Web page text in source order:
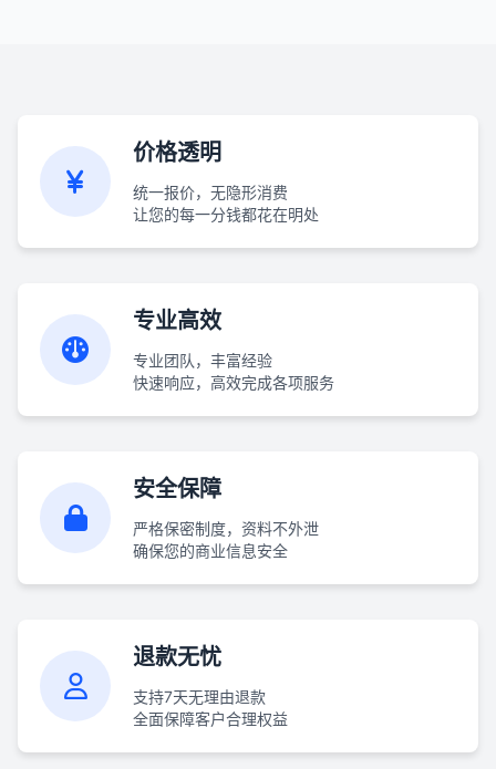
价格透明
统一报价，无隐形消费
让您的每一分钱都花在明处
专业高效
专业团队，丰富经验
快速响应，高效完成各项服务
安全保障
严格保密制度，资料不外泄
确保您的商业信息安全
退款无忧
支持7天无理由退款
全面保障客户合理权益